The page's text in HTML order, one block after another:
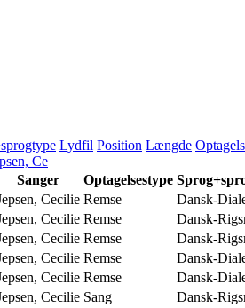
Lydfil Position Længde
Ce
Sanger Optagelsestype
Cecilie Remse Dansk-
Cecilie Remse Dansk-
Cecilie Remse Dansk-
Cecilie Remse Dansk-
Cecilie Remse Dansk-
Cecilie Sang Dansk-